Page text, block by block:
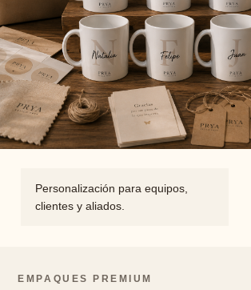
Personalización para equipos,
clientes y aliados.
EMPAQUES PREMIUM